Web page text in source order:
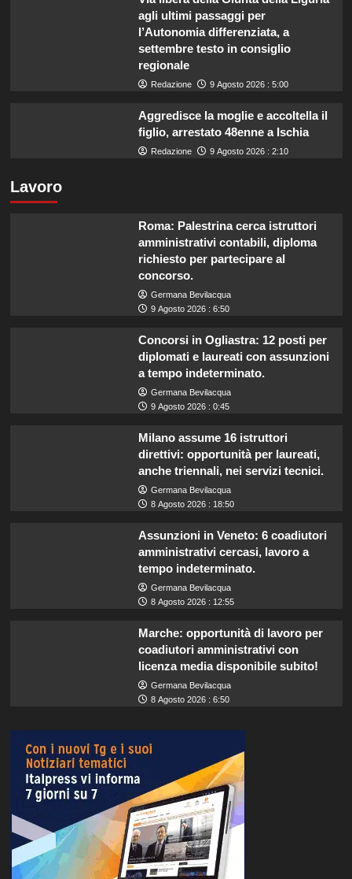
agli ultimi passaggi per
l’Autonomia differenziata, a
settembre testo in consiglio
regionale
Redazione 9 Agosto 2026 : 5:00
Aggredisce la moglie e accoltella il
figlio, arrestato 48enne a Ischia
Redazione 9 Agosto 2026 : 2:10
Lavoro
Roma: Palestrina cerca istruttori
amministrativi contabili, diploma
richiesto per partecipare al
concorso.
Germana Bevilacqua
9 Agosto 2026 : 6:50
Concorsi in Ogliastra: 12 posti per
diplomati e laureati con assunzioni
a tempo indeterminato.
Germana Bevilacqua
9 Agosto 2026 : 0:45
Milano assume 16 istruttori
direttivi: opportunità per laureati,
anche triennali, nei servizi tecnici.
Germana Bevilacqua
8 Agosto 2026 : 18:50
Assunzioni in Veneto: 6 coadiutori
amministrativi cercasi, lavoro a
tempo indeterminato.
Germana Bevilacqua
8 Agosto 2026 : 12:55
Marche: opportunità di lavoro per
coadiutori amministrativi con
licenza media disponibile subito!
Germana Bevilacqua
8 Agosto 2026 : 6:50